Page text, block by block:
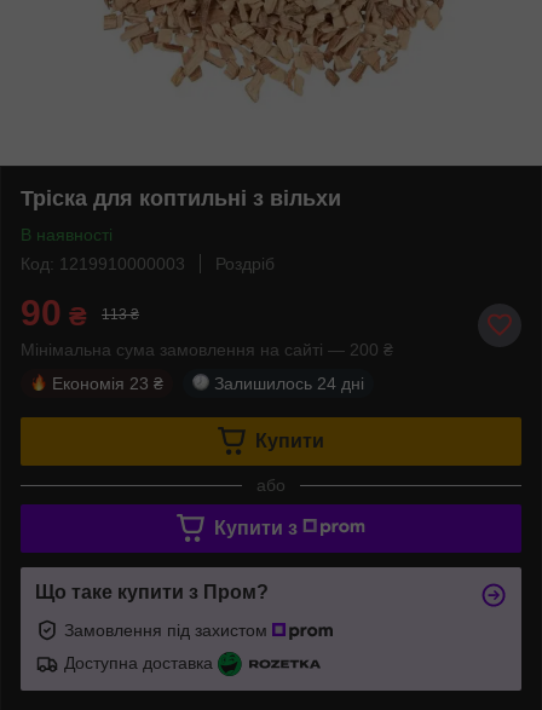
Тріска для коптильні з вільхи
В наявності
Код: 1219910000003
Роздріб
90 ₴ 113 ₴
Мінімальна сума замовлення на сайті — 200 ₴
Економія 23 ₴ Залишилось 24 дні
Купити
або
Купити з
Що таке купити з Пром?
Замовлення під захистом
Доступна доставка